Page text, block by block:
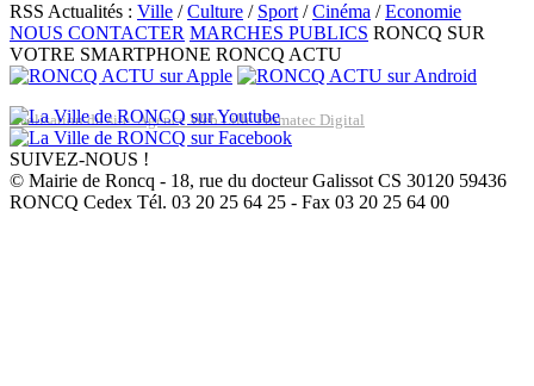
RSS Actualités : Ville /Culture / Sport /Cinéma /Economie
NOUS CONTACTER MARCHES PUBLICS RONCQ SUR
VOTRE SMARTPHONE RONCQ ACTU
Réalisation du site: Agence Web Lille Promatec Digital
SUIVEZ-NOUS !
© Mairie de Roncq - 18, rue du docteur Galissot CS 30120 59436
RONCQ Cedex Tél. 03 20 25 64 25 - Fax 03 20 25 64 00